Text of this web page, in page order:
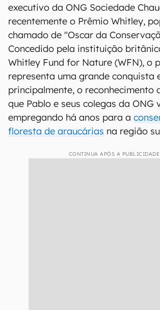
executivo da ONG Sociedade
recentemente o Prêmio Whitley,
chamado de "Oscar da
Concedido pela instituição
Whitley Fund for Nature (WFN), o
representa uma grande conquista
principalmente, o reconhecimento
que Pablo e seus colegas da ONG
empregando há anos para a
floresta de araucárias na região
CONTINUA APÓS A PUBLICIDADE